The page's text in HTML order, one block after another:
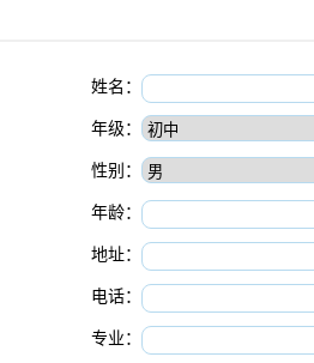
姓名：
年级：
性别：
年龄：
地址：
电话：
专业：